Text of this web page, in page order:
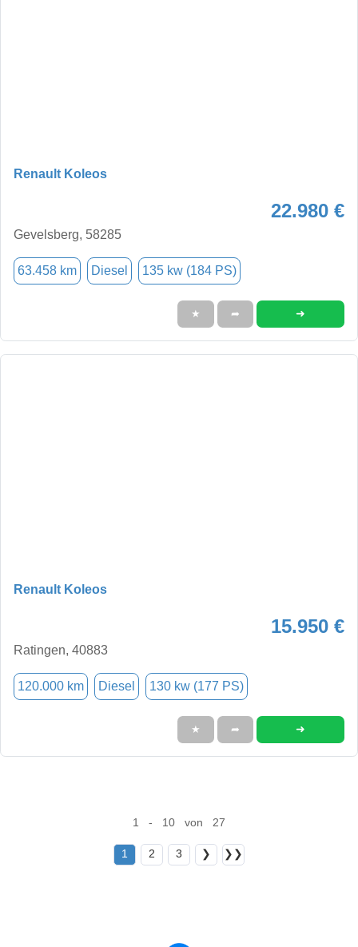
Renault Koleos
22.980 €
Gevelsberg, 58285
63.458 km Diesel 135 kw (184 PS)
★ ➦ ➜
Renault Koleos
15.950 €
Ratingen, 40883
120.000 km Diesel 130 kw (177 PS)
★ ➦ ➜
1 - 10 von 27
1 2 3 ❯ ❯❯